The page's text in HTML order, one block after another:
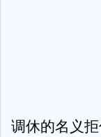
调休的名义